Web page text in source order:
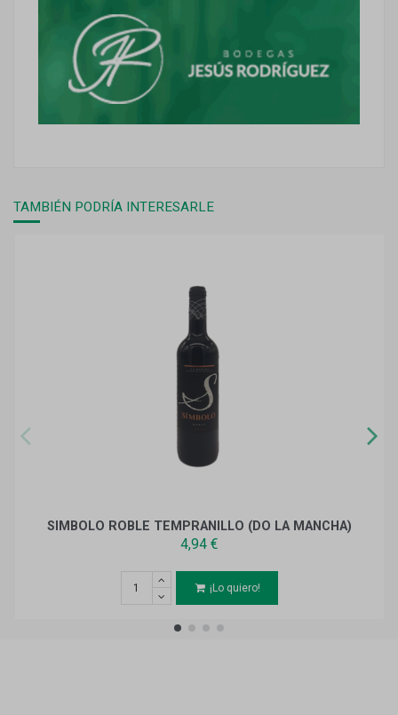
TAMBIÉN PODRÍA INTERESARLE
SIMBOLO ROBLE TEMPRANILLO (DO LA MANCHA)
4,94 €
¡Lo quiero!